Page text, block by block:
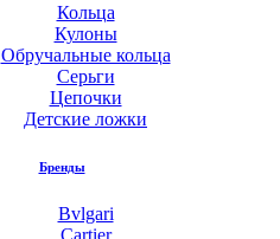
Кольца
Кулоны
Обручальные кольца
Серьги
Цепочки
Детские ложки
Бренды
Bvlgari
Cartier